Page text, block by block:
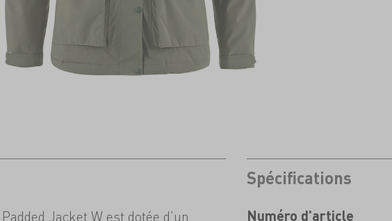
Jacket W est dotée d'un
Spécifications
Numéro d'article